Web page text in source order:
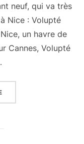
neuf, qui va très
Nice : Volupté
un havre de
Cannes, Volupté
« SALON DE THÉ À